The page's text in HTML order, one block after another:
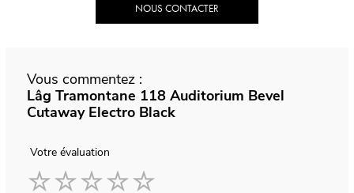
NOUS CONTACTER
Vous commentez :
Lâg Tramontane 118 Auditorium Bevel
Cutaway Electro Black
Votre évaluation